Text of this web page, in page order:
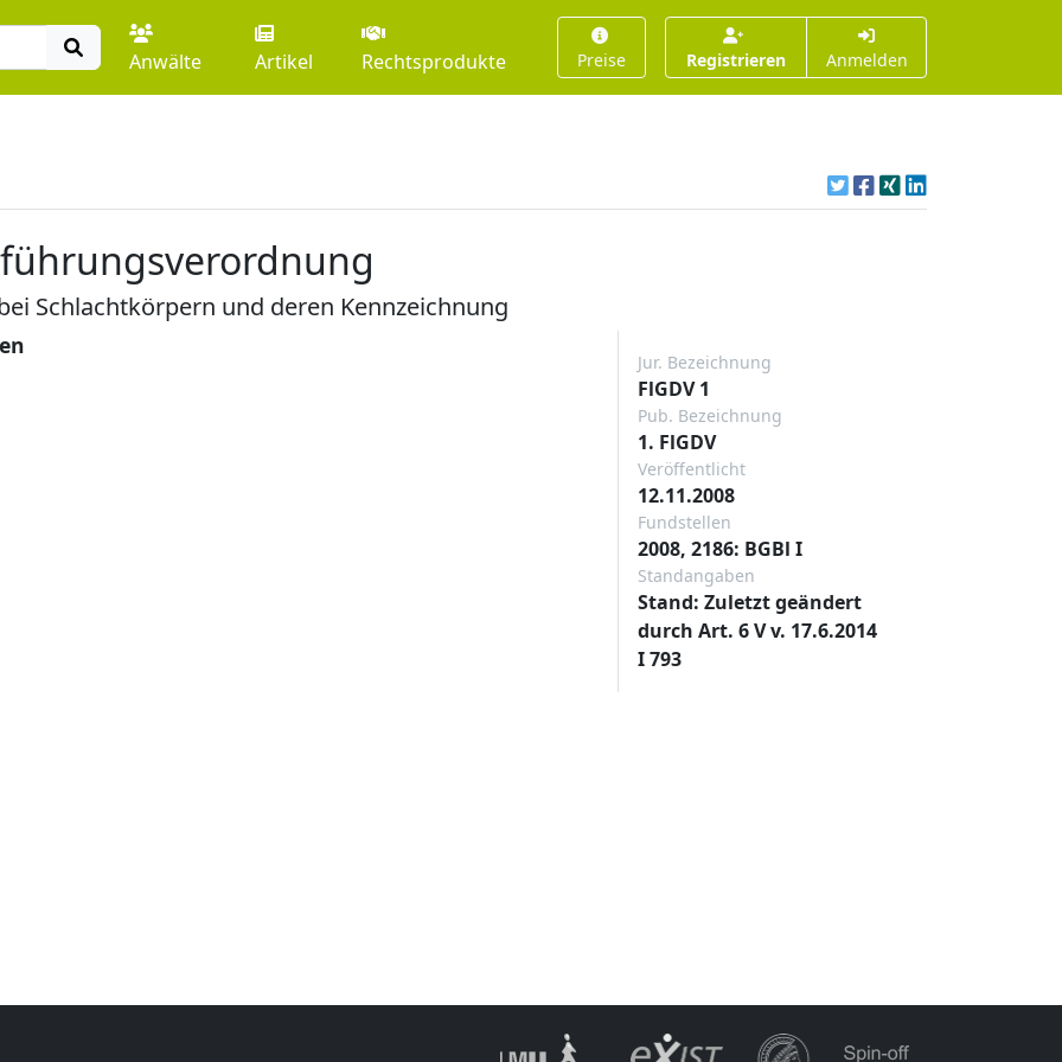
Anwälte Artikel Rechtsprodukte Preise Registrieren Anmelden
Schlachtkörpern und deren Kennzeichnung
Jur. Bezeichnung
FlGDV 1
Pub. Bezeichnung
1. FlGDV
Veröffentlicht
12.11.2008
Fundstellen
2008, 2186: BGBl I
Standangaben
Stand: Zuletzt geändert
durch Art. 6 V v. 17.6.2014
I 793